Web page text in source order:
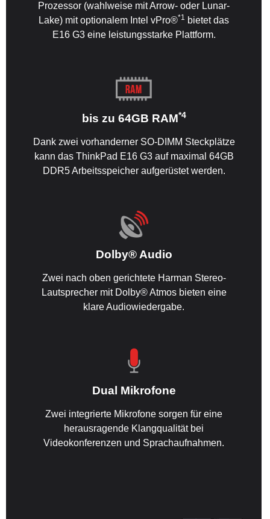
Prozessor (wahlweise mit Arrow- oder Lunar-
Lake) mit optionalem Intel vPro®*1 bietet das
E16 G3 eine leistungsstarke Plattform.
bis zu 64GB RAM*4
Dank zwei vorhanderner SO-DIMM Steckplätze
kann das ThinkPad E16 G3 auf maximal 64GB
DDR5 Arbeitsspeicher aufgerüstet werden.
Dolby® Audio
Zwei nach oben gerichtete Harman Stereo-
Lautsprecher mit Dolby® Atmos bieten eine
klare Audiowiedergabe.
Dual Mikrofone
Zwei integrierte Mikrofone sorgen für eine
herausragende Klangqualität bei
Videokonferenzen und Sprachaufnahmen.